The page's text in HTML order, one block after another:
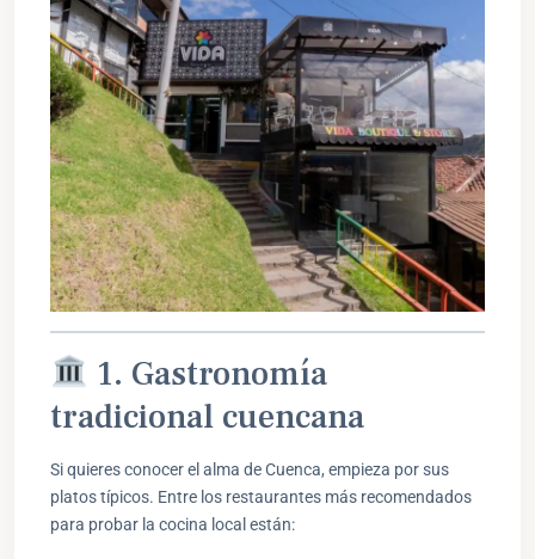
1. Gastronomía
tradicional cuencana
Si quieres conocer el alma de Cuenca, empieza por sus
platos típicos. Entre los restaurantes más recomendados
para probar la cocina local están: